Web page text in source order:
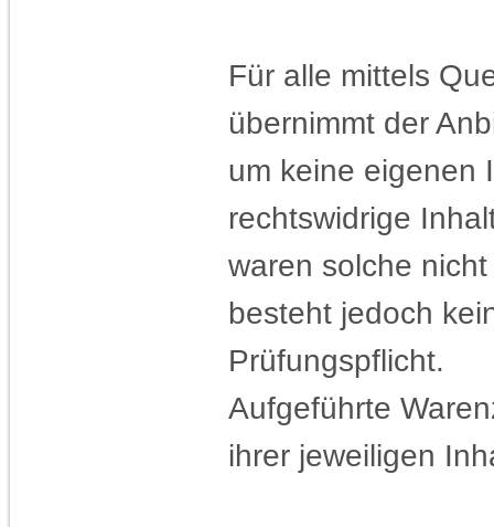
Für alle mittels
übernimmt der
um keine eigenen
rechtswidrige
waren solche
besteht jedoch
Prüfungspflicht.
Aufgeführte
ihrer jeweiligen